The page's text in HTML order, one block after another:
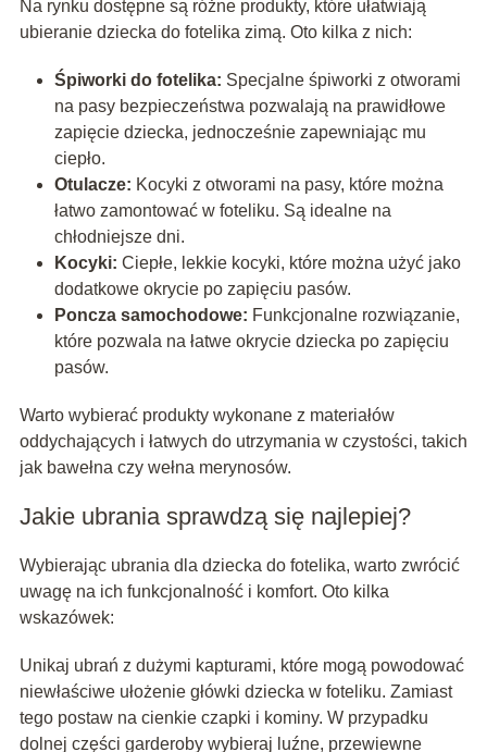
Na rynku dostępne są różne produkty, które ułatwiają
ubieranie dziecka do fotelika zimą. Oto kilka z nich:
Śpiworki do fotelika: Specjalne śpiworki z otworami
na pasy bezpieczeństwa pozwalają na prawidłowe
zapięcie dziecka, jednocześnie zapewniając mu
ciepło.
Otulacze: Kocyki z otworami na pasy, które można
łatwo zamontować w foteliku. Są idealne na
chłodniejsze dni.
Kocyki: Ciepłe, lekkie kocyki, które można użyć jako
dodatkowe okrycie po zapięciu pasów.
Poncza samochodowe: Funkcjonalne rozwiązanie,
które pozwala na łatwe okrycie dziecka po zapięciu
pasów.
Warto wybierać produkty wykonane z materiałów
oddychających i łatwych do utrzymania w czystości, takich
jak bawełna czy wełna merynosów.
Jakie ubrania sprawdzą się najlepiej?
Wybierając ubrania dla dziecka do fotelika, warto zwrócić
uwagę na ich funkcjonalność i komfort. Oto kilka
wskazówek:
Unikaj ubrań z dużymi kapturami, które mogą powodować
niewłaściwe ułożenie główki dziecka w foteliku. Zamiast
tego postaw na cienkie czapki i kominy. W przypadku
dolnej części garderoby wybieraj luźne, przewiewne